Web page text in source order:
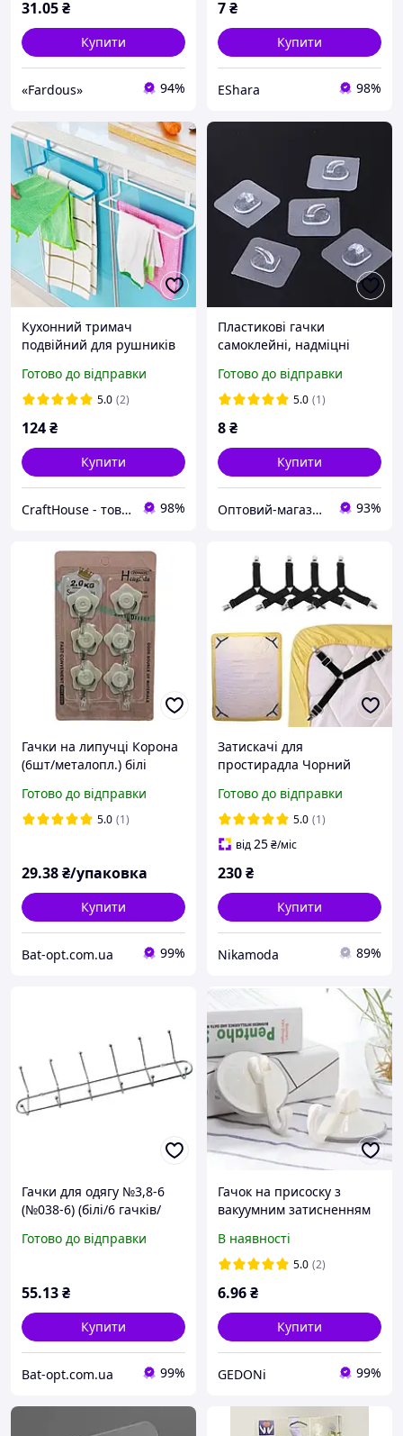
31.05₴
Купити
«Fardous» 94%
7₴
Купити
EShara 98%
Кухонний тримач
подвійний для рушників
дверцятах Метал Білий
Готово до відправки
5.0 (2)
124₴
Купити
CraftHouse - товари для всієї родини 98%
Пластикові гачки
самоклейні, надміцні
Готово до відправки
5.0 (1)
8₴
Купити
Оптовий-магазин "Юг-Опт" 93%
Гачки на липучці Корона
(6шт/металопл.) білі
самоклейні
Готово до відправки
5.0 (1)
29.38₴/упаковка
Купити
Bat-opt.com.ua 99%
Затискачі для
простирадла Чорний
Готово до відправки
5.0 (1)
від25₴/міс
230₴
Купити
Nikamoda 89%
Гачки для одягу №3,8-6
(№038-6) (білі/6 гачків/
для шафи та стіни
Готово до відправки
55.13₴
Купити
Bat-opt.com.ua 99%
Гачок на присоску з
вакуумним затисненням
В наявності
5.0 (2)
6.96₴
Купити
GEDONi 99%